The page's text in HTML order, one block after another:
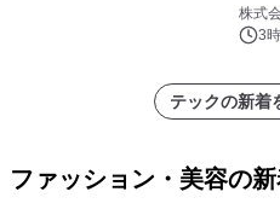
株式
3
テックの新着
ファッション・美容の